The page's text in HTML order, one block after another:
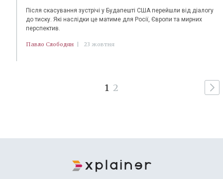
Після скасування зустрічі у Будапешті США перейшли від діалогу
до тиску. Які наслідки це матиме для Росії, Європи та мирних
перспектив.
Павло Слободян 23 жовтня
1 2